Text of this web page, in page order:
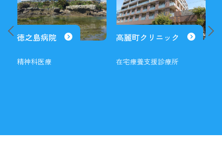
徳之島病院
精神科医療
高麗町クリニック
在宅療養支援診療所